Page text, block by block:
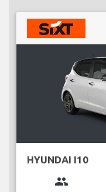
HYUNDAI I10
group